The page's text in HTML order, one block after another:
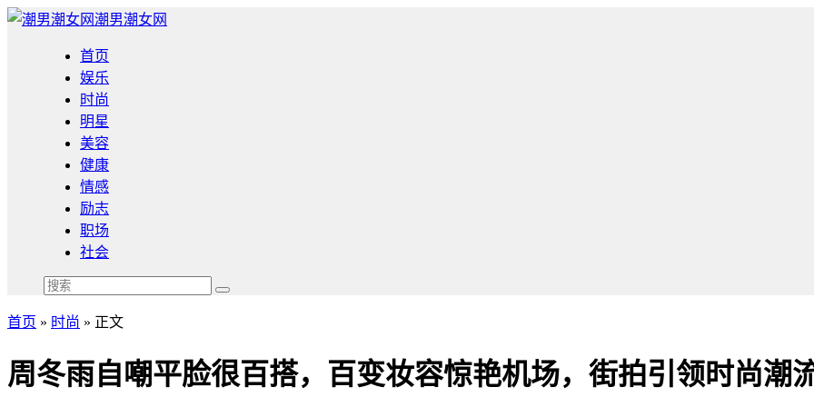
潮男潮女网
首页
娱乐
时尚
明星
美容
健康
情感
励志
职场
社会
首页 » 时尚 » 正文
周冬雨自嘲平脸很百搭，百变妆容惊艳机场，街拍引领时尚潮